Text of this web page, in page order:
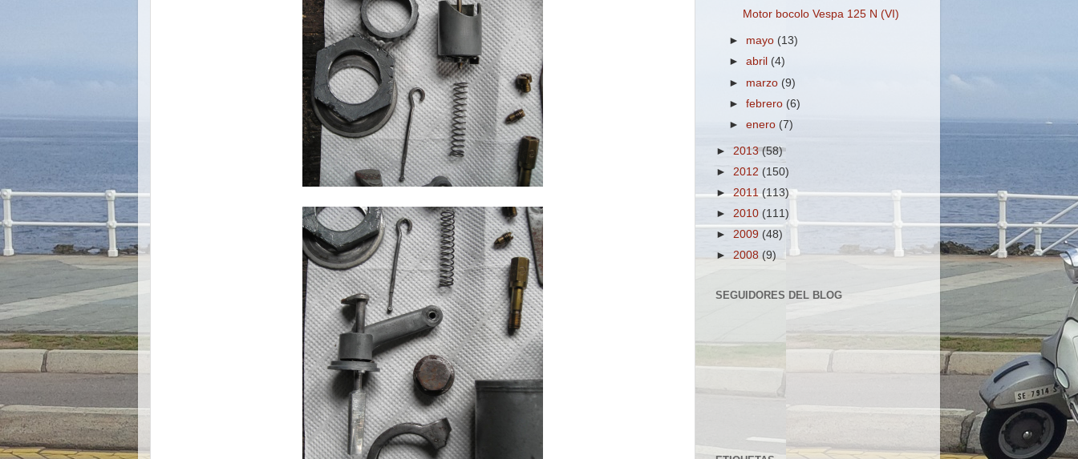
Motor bocolo Vespa 125 N (VI)
► mayo (13)
►abril (4)
► marzo (9)
►febrero (6)
►enero (7)
► 2013(58)
► 2012 (150)
►2011(113)
► 2010 (111)
► 2009 (48)
► 2008 (9)
SEGUIDORES DEL BLOG